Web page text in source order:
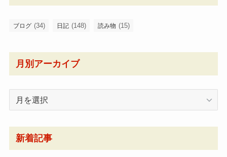
ブログ (34) 日記 (148) 読み物 (15)
月別アーカイブ
ー
カ
新着記事